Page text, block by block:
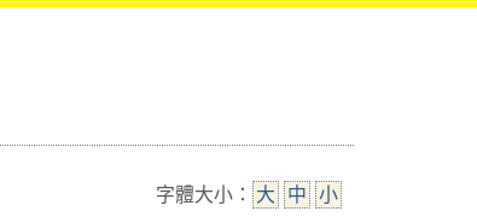
字體大小： 大 中 小